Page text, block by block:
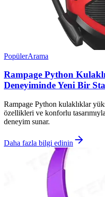
PopülerArama
Rampage Python
Deneyiminde Yeni Bir
Rampage Python kulaklıklar
özellikleri ve konforlu
deneyim sunar.
Daha fazla bilgi edinin